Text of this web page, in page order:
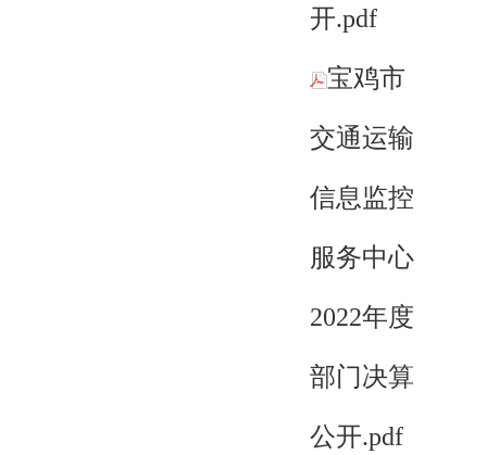
开.pdf
宝鸡市
交通运输
信息监控
服务中心
2022年度
部门决算
公开.pdf